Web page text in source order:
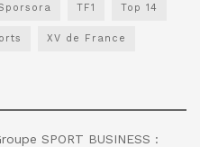
TF1 Top 14
XV de France
SPORT BUSINESS :